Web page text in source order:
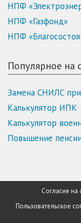
НПФ
НПФ «Газфонд»
НПФ
Популярное на
Замена СНИЛС
Калькулятор ИПК
Калькулятор
Повышение
Согласие
Пользовательское